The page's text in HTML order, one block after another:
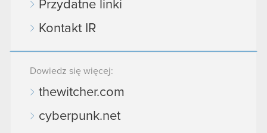
Przydatne linki
Kontakt IR
Dowiedz się więcej:
thewitcher.com
cyberpunk.net